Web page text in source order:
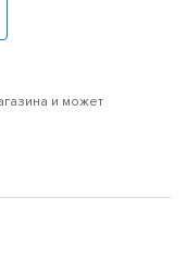
и может